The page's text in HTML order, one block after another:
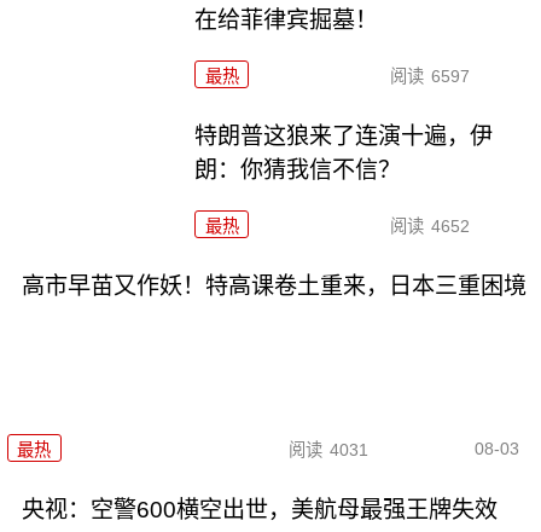
在给菲律宾掘墓！
最热 阅读 6597
特朗普这狼来了连演十遍，伊
朗：你猜我信不信？
最热 阅读 4652
高市早苗又作妖！特高课卷土重来，日本三重困境
最热 阅读 4031 08-03
央视：空警600横空出世，美航母最强王牌失效